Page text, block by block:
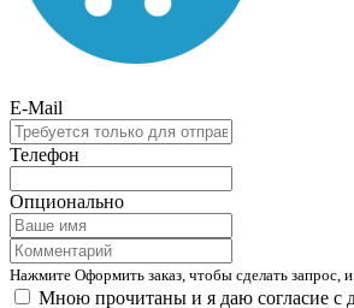
E-Mail
Телефон
Опционально
Нажмите Оформить заказ, чтобы сделать запрос,
Мною прочитаны и я даю согласие с